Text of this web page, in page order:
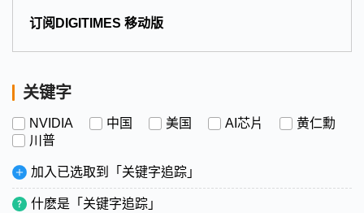
订阅DIGITIMES 移动版
关键字
NVIDIA 中国 美国 AI芯片
黄仁勳
川普
加入已选取到「关键字追踪」
什麽是「关键字追踪」